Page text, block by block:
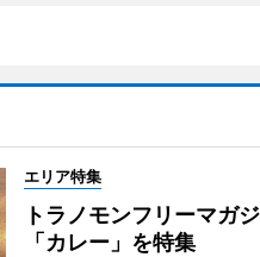
エリア特集
トラノモンフリーマガ
「カレー」を特集